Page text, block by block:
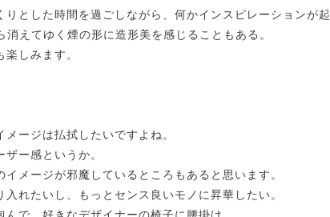
とした時間を過ごしながら、何かインスピレーションが
消えてゆく煙の形に造形美を感じることもある。
しみます。
ージは払拭したいですよね。
ー感というか。
メージが邪魔しているところもあると思います。
れたいし、もっとセンス良いモノに昇華したい。